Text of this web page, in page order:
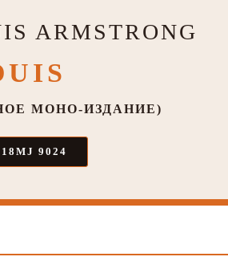
ARMSTRONG
МОНО-ИЗДАНИЕ)
9024